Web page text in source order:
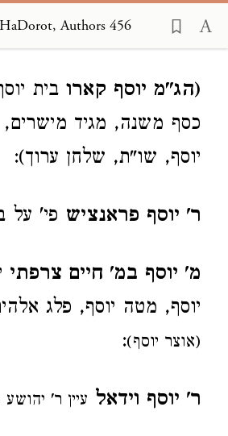
Authors 456
(הג"מ יוסף קארו בית
כסף משנה, מגיד
יוסף, שו"ת, שלחן ערוך):
ר' יוסף פראנציש פי' על
מ' יוסף במ' חיים צרפתי
יוסף, מטה יוסף, פלג
(אוצר יוסף):
ר' יוסף וידאל עיין ר'